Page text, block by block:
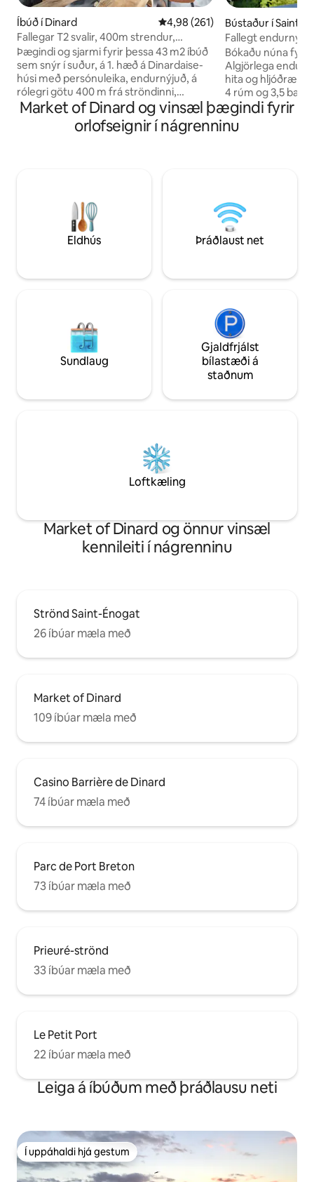
Íbúð í Dinard 4,98 af 5 í meðaleinkunn, 261
4,98 (261)
Fallegar T2 svalir, 400m strendur,
verslanir á fæti
Þægindi og sjarmi fyrir þessa 43 m2 íbúð
sem snýr í suður, á 1. hæð á Dinardaise-
húsi með persónuleika, endurnýjuð, á
rólegri götu 400 m frá ströndinni,
verslunum og markaði í göngufæri.
Eldhús-stofa í loftstíl, 1 svefnherbergi + 1
svefnaðstaða á millihæð, baðherbergi,
ræstingarvalkostur við lok gistingarinnar
möguleg: (sést á staðnum þegar þú
tekur á móti gestum).
Bústaður í Saint-
Fallegt
ströndinni og
Bókaðu núna
Algjörlega
hita og hljóðrænt
4 rúm og 3,5
rúm (1 King /2
fullkomin fyrir 8 gesti. Staðsett
stað, nálægt
15-20 mínútna
strætó -Mount
akstur
Market of Dinard og vinsæl þægindi fyrir
orlofseignir í nágrenninu
Eldhús Þráðlaust net
Sundlaug
Gjaldfrjálst
bílastæði á
staðnum
Loftkæling
Market of Dinard og önnur vinsæl
kennileiti í nágrenninu
Strönd Saint-Énogat
26 íbúar mæla með
Market of Dinard
109 íbúar mæla með
Casino Barrière de Dinard
74 íbúar mæla með
Parc de Port Breton
73 íbúar mæla með
Prieuré-strönd
33 íbúar mæla með
Le Petit Port
22 íbúar mæla með
Leiga á íbúðum með þráðlausu neti
Í uppáhaldi hjá gestum
Í uppáhaldi hjá gestum